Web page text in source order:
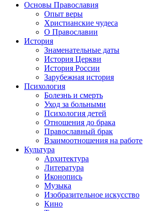
Основы Православия
Опыт веры
Христианские чудеса
О Православии
История
Знаменательные даты
История Церкви
История России
Зарубежная история
Психология
Болезнь и смерть
Уход за больными
Психология детей
Отношения до брака
Православный брак
Взаимоотношения на работе
Культура
Архитектура
Литература
Иконопись
Музыка
Изобразительное искусство
Кино